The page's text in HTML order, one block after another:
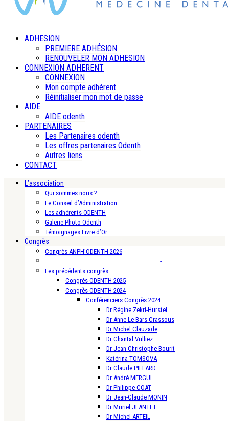
ADHESION
PREMIERE ADHÉSION
RENOUVELER MON ADHESION
CONNEXION ADHERENT
CONNEXION
Mon compte adhérent
Réinitialiser mon mot de passe
AIDE
AIDE odenth
PARTENAIRES
Les Partenaires odenth
Les offres partenaires Odenth
Autres liens
CONTACT
L’association
Qui sommes nous ?
Le Conseil d’Administration
Les adhérents ODENTH
Galerie Photo Odenth
Témoignages Livre d’Or
Congrès
Congrès ANPH’ODENTH 2026
—————————————————————————-
Les précédents congrès
Congrès ODENTH 2025
Congrès ODENTH 2024
Conférenciers Congrès 2024
Dr Régine Zekri-Hurstel
Dr Anne Le Bars-Crassous
Dr Michel Clauzade
Dr Chantal Vulliez
Dr Jean-Christophe Bourit
Katérina TOMSOVA
Dr Claude PILLARD
Dr André MERGUI
Dr Philippe COAT
Dr Jean-Claude MONIN
Dr Muriel JEANTET
Dr Michel ARTEIL